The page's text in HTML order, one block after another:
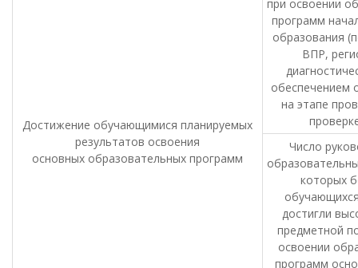
Достижение обучающимися планируемых
результатов освоения
основных образовательных программ
при освоении
программ
образования
ВПР,
обеспечением
на этапе
Число
которых
достигли
предметной
освоении
программ